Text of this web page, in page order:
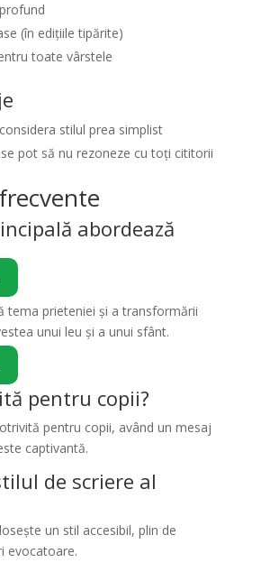
(în edițiile tipărite)
toate vârstele
stilul prea simplist
pot să nu rezoneze cu toți cititorii
abordează
tema prieteniei și a transformării
unui leu și a unui sfânt.
pentru copii?
pentru copii, având un mesaj
captivantă.
de scriere al
un stil accesibil, plin de
evocatoare.